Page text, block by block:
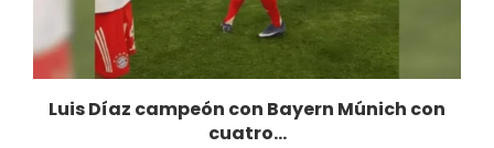
Luis Díaz campeón con Bayern Múnich con
cuatro...